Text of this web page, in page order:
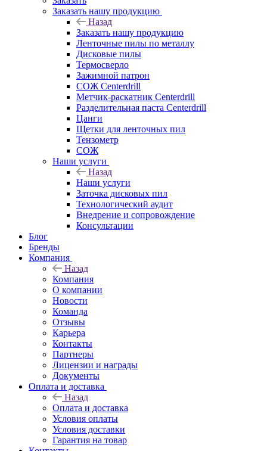
Заказать нашу продукцию
Назад
Заказать нашу продукцию
Ленточные пилы по металлу
Дисковые пилы
Термосверло
Зажимной патрон
СОЖ Centerdrill
Метчик-раскатник Centerdrill
Разделительная паста Centerdrill
Цанги
Щетки для ленточных пил
Тензометр
СОЖ
Наши услуги
Назад
Наши услуги
Заточка дисковых пил
Технологический аудит
Внедрение и сопровождение
Консультации
Блог
Бренды
Компания
Назад
Компания
О компании
Новости
Команда
Отзывы
Карьера
Контакты
Партнеры
Лицензии и награды
Документы
Оплата и доставка
Назад
Оплата и доставка
Условия оплаты
Условия доставки
Гарантия на товар